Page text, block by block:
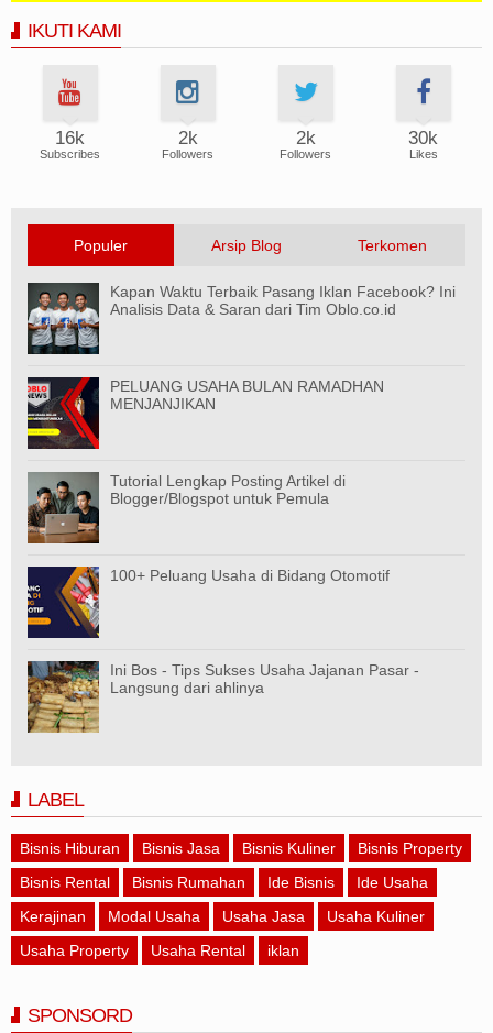
IKUTI KAMI
16k
Subscribes
2k
Followers
2k
Followers
30k
Likes
Populer Arsip Blog Terkomen
Kapan Waktu Terbaik Pasang Iklan Facebook? Ini
Analisis Data & Saran dari Tim Oblo.co.id
PELUANG USAHA BULAN RAMADHAN
MENJANJIKAN
Tutorial Lengkap Posting Artikel di
Blogger/Blogspot untuk Pemula
100+ Peluang Usaha di Bidang Otomotif
Ini Bos - Tips Sukses Usaha Jajanan Pasar -
Langsung dari ahlinya
LABEL
Bisnis Hiburan Bisnis Jasa Bisnis Kuliner
Bisnis Property
Bisnis Rental
Bisnis Rumahan Ide Bisnis
Ide Usaha
Kerajinan
Modal Usaha Usaha Jasa
Usaha Kuliner
Usaha Property
Usaha Rental iklan
SPONSORD